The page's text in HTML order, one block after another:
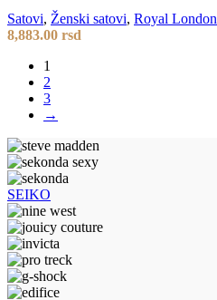
Satovi, Ženski satovi, Royal London
8,883.00 rsd
1
2
3
→
SEIKO